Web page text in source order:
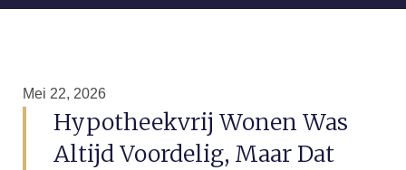
Mei 22, 2026
Hypotheekvrij Wonen Was
Altijd Voordelig, Maar Dat